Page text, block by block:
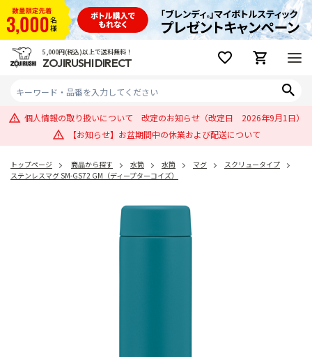
5,000円(税込)以上で送料無料！
ZOJIRUSHI DIRECT
個人情報の取り扱いについて 改定のお知らせ（改定日 2026年9月1日）
【お知らせ】お盆期間中の休業および配送について
トップページ 商品から探す 水筒 水筒 マグ
スクリュータイプ
ステンレスマグ SM-GS72 GM（ディープターコイズ）